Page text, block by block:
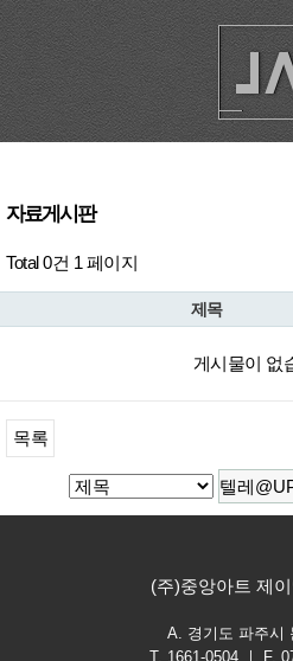
자료게시판
Total 0건 1 페이지
제목
게시물이 없
목록
(주)중앙아트 제
A. 경기도 파주시
T. 1661-0504 ㅣ F.